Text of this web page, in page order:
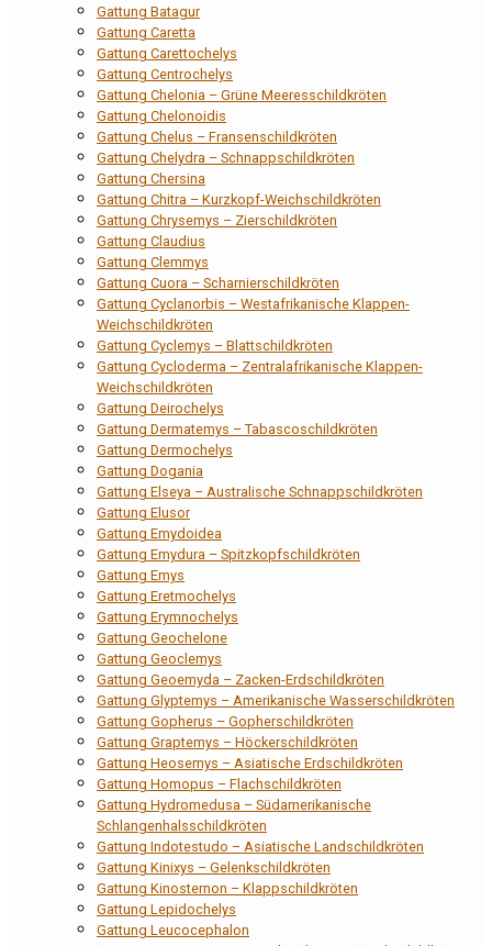
Gattung Batagur
Gattung Caretta
Gattung Carettochelys
Gattung Centrochelys
Gattung Chelonia – Grüne Meeresschildkröten
Gattung Chelonoidis
Gattung Chelus – Fransenschildkröten
Gattung Chelydra – Schnappschildkröten
Gattung Chersina
Gattung Chitra – Kurzkopf-Weichschildkröten
Gattung Chrysemys – Zierschildkröten
Gattung Claudius
Gattung Clemmys
Gattung Cuora – Scharnierschildkröten
Gattung Cyclanorbis – Westafrikanische Klappen-
Weichschildkröten
Gattung Cyclemys – Blattschildkröten
Gattung Cycloderma – Zentralafrikanische Klappen-
Weichschildkröten
Gattung Deirochelys
Gattung Dermatemys – Tabascoschildkröten
Gattung Dermochelys
Gattung Dogania
Gattung Elseya – Australische Schnappschildkröten
Gattung Elusor
Gattung Emydoidea
Gattung Emydura – Spitzkopfschildkröten
Gattung Emys
Gattung Eretmochelys
Gattung Erymnochelys
Gattung Geochelone
Gattung Geoclemys
Gattung Geoemyda – Zacken-Erdschildkröten
Gattung Glyptemys – Amerikanische Wasserschildkröten
Gattung Gopherus – Gopherschildkröten
Gattung Graptemys – Höckerschildkröten
Gattung Heosemys – Asiatische Erdschildkröten
Gattung Homopus – Flachschildkröten
Gattung Hydromedusa – Südamerikanische
Schlangenhalsschildkröten
Gattung Indotestudo – Asiatische Landschildkröten
Gattung Kinixys – Gelenkschildkröten
Gattung Kinosternon – Klappschildkröten
Gattung Lepidochelys
Gattung Leucocephalon